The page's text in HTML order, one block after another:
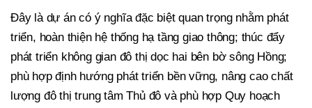
Đây là dự án có ý nghĩa đặc biệt quan trọng nhằm phát
triển, hoàn thiện hệ thống hạ tầng giao thông; thúc đẩy
phát triển không gian đô thị dọc hai bên bờ sông Hồng;
phù hợp định hướng phát triển bền vững, nâng cao chất
lượng đô thị trung tâm Thủ đô và phù hợp Quy hoạch